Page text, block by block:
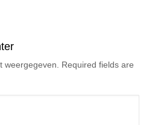
weergegeven. Required fields are